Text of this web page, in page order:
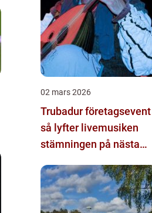
02 mars 2026
Trubadur företagsevent
så lyfter livemusiken
stämningen på nästa